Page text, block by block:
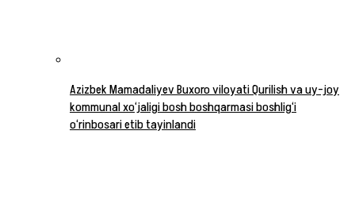
Azizbek Mamadaliyev Buxoro viloyati Qurilish va uy-joy
kommunal xo‘jaligi bosh boshqarmasi boshlig‘i
o‘rinbosari etib tayinlandi